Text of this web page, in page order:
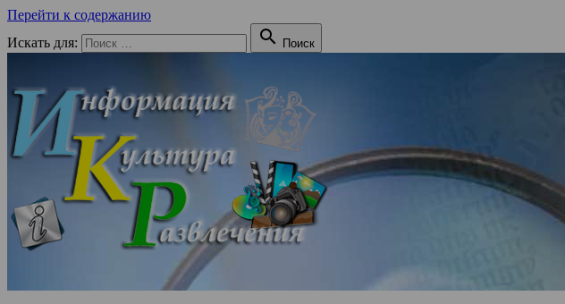
Перейти к содержанию
Искать для:
 Поиск